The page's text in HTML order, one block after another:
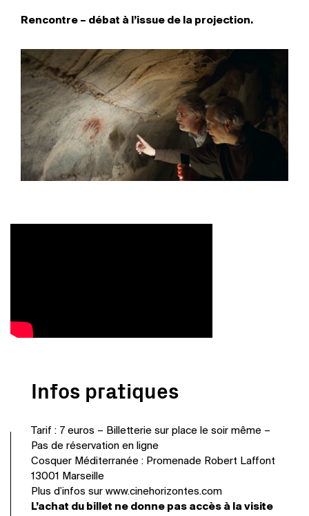
Rencontre – débat à l’issue de la projection.
Infos pratiques
Tarif : 7 euros – Billetterie sur place le soir même –
Pas de réservation en ligne
Cosquer Méditerranée : Promenade Robert Laffont
13001 Marseille
Plus d’infos sur www.cinehorizontes.com
L’achat du billet ne donne pas accès à la visite